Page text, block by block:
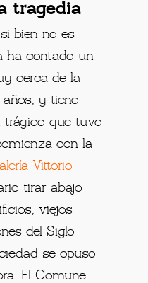
tragedia
bien no es
ha contado un
cerca de la
años, y tiene
trágico que tuvo
con la
Vittorio
tirar abajo
viejos
del Siglo
se opuso
El Comune